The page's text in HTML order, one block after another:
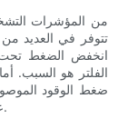
من المؤشرات
تتوفر في العديد
انخفض الضغط تحت
الفلتر هو السبب.
ضغط الوقود
على الضغط الصحيح مع زيادة طلب المحرك للوقود.